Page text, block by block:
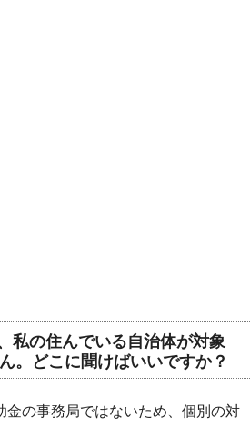
私の住んでいる自治体が対象
。どこに聞けばいいですか？
金の事務局ではないため、個別の対